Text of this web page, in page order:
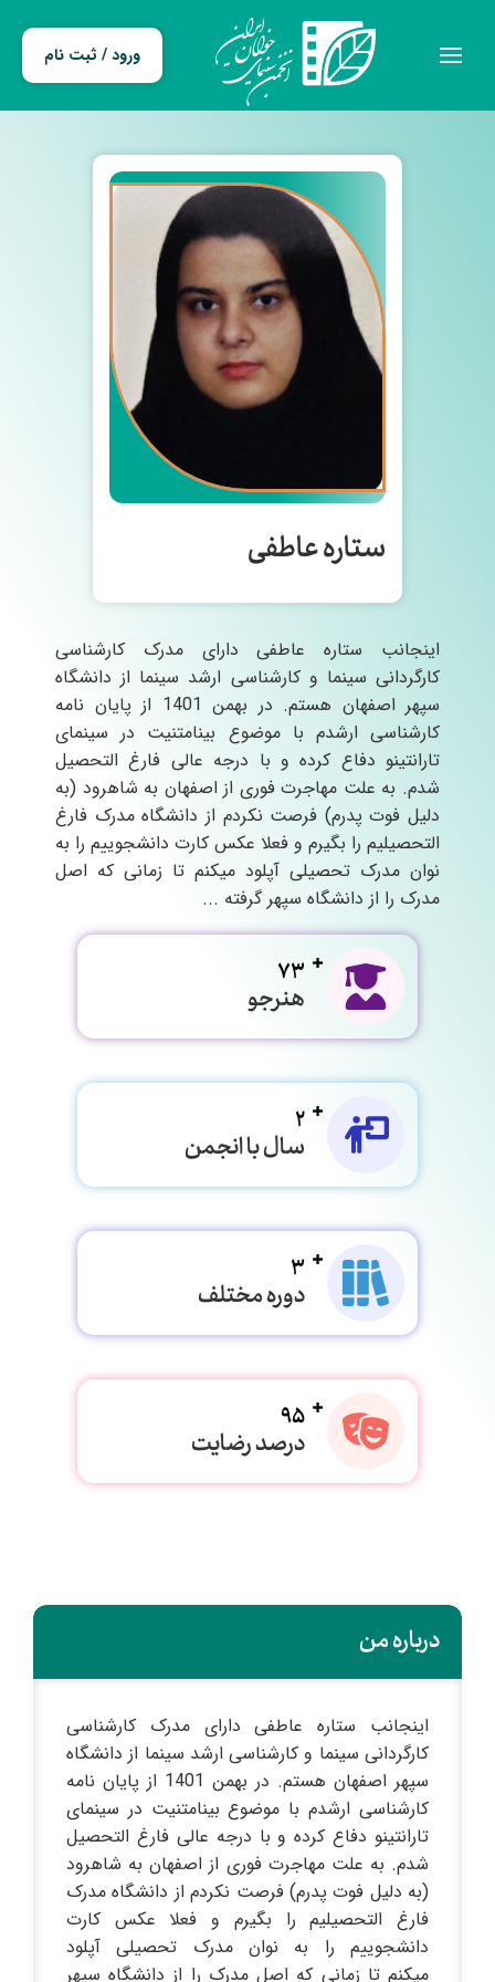
ورود / ثبت نام
اینجانب ستاره عاطفی دارای مدرک کارشناسی
کارگردانی سینما و کارشناسی ارشد سینما از دانشگاه
سپهر اصفهان هستم. در بهمن 1401 از پایان نامه
کارشناسی ارشدم با موضوع بینامتنیت در سینمای
تارانتینو دفاع کرده و با درجه عالی فارغ التحصیل
شدم. به علت مهاجرت فوری از اصفهان به شاهرود (به
دلیل فوت پدرم) فرصت نکردم از دانشگاه مدرک فارغ
التحصیلیم را بگیرم و فعلا عکس کارت دانشجوییم را به
نوان مدرک تحصیلی آپلود میکنم تا زمانی که اصل
مدرک را از دانشگاه سپهر گرفته ...
73
هنرجو
2
سال با انجمن
3
دوره مختلف
95
درصد رضایت
ستاره عاطفی
درباره من
اینجانب ستاره عاطفی دارای مدرک کارشناسی
کارگردانی سینما و کارشناسی ارشد سینما از دانشگاه
سپهر اصفهان هستم. در بهمن 1401 از پایان نامه
کارشناسی ارشدم با موضوع بینامتنیت در سینمای
تارانتینو دفاع کرده و با درجه عالی فارغ التحصیل
شدم. به علت مهاجرت فوری از اصفهان به شاهرود
(به دلیل فوت پدرم) فرصت نکردم از دانشگاه مدرک
فارغ التحصیلیم را بگیرم و فعلا عکس کارت
دانشجوییم را به نوان مدرک تحصیلی آپلود
میکنم تا زمانی که اصل مدرک را از دانشگاه سپهر